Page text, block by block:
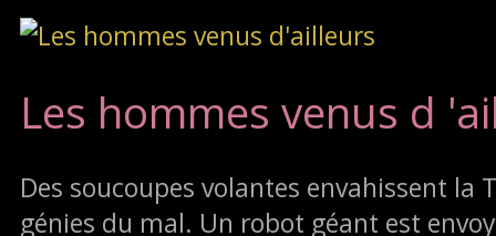
Les hommes venus d
Des soucoupes volantes envahissent la
génies du mal. Un robot géant est